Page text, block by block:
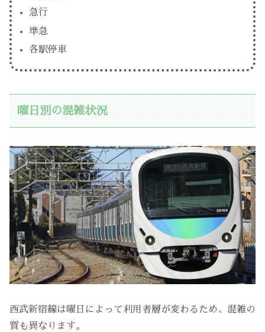
急行
準急
各駅停車
曜日別の混雑状況
西武新宿線は曜日によって利用者層が変わるため、混雑の
質も異なります。